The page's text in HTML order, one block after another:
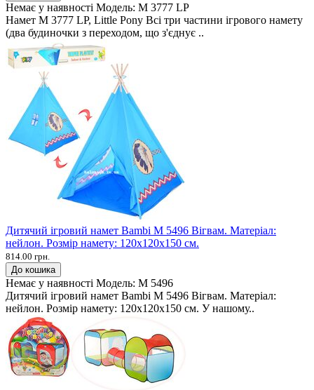
Немає у наявності Модель: M 3777 LP
Намет M 3777 LP, Little Pony Всі три частини ігрового намету
(два будиночки з переходом, що з'єднує ..
Дитячий ігровий намет Bambi M 5496 Вігвам. Матеріал:
нейлон. Розмір намету: 120х120х150 см.
814.00 грн.
До кошика
Немає у наявності Модель: M 5496
Дитячий ігровий намет Bambi M 5496 Вігвам. Матеріал:
нейлон. Розмір намету: 120х120х150 см. У нашому..